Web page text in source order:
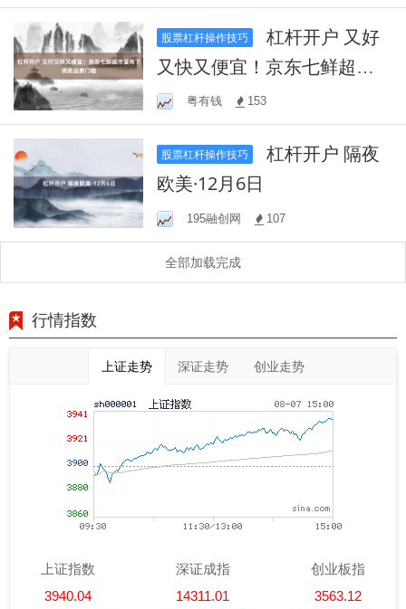
股票杠杆操作技巧
杠杆开户 又好
又快又便宜！京东七鲜超市
宣布下调免运费门槛
粤有钱 153
股票杠杆操作技巧
杠杆开户 隔夜
欧美·12月6日
195融创网 107
全部加载完成
行情指数
上证走势 深证走势 创业走势
上证指数
3940.04
深证成指
14311.01
创业板指
3563.12